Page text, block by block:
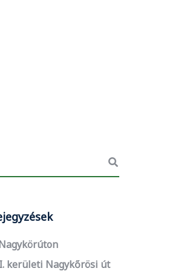
kerületi Nagykőrösi út